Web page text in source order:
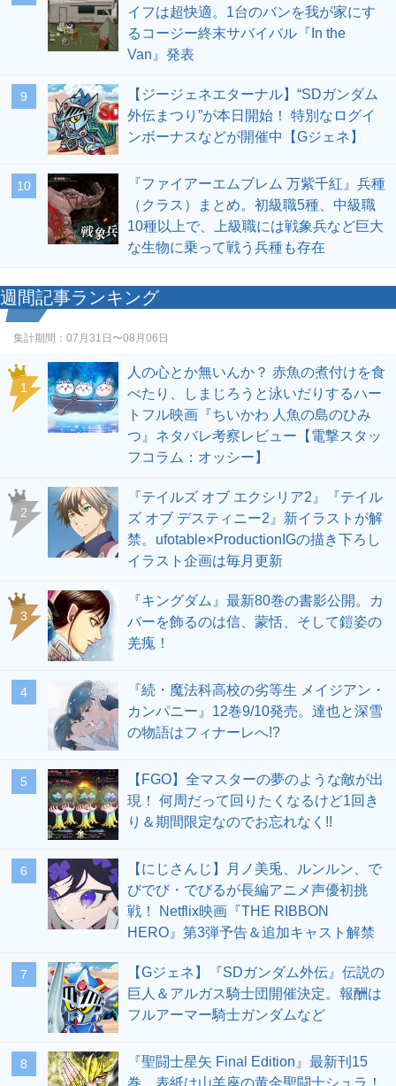
イフは超快適。1台のバンを我が家にす
るコージー終末サバイバル『In the
Van』発表
9
【ジージェネエターナル】“SDガンダム
外伝まつり”が本日開始！ 特別なログイ
ンボーナスなどが開催中【Gジェネ】
10
『ファイアーエムブレム 万紫千紅』兵種
（クラス）まとめ。初級職5種、中級職
10種以上で、上級職には戦象兵など巨大
な生物に乗って戦う兵種も存在
週間記事ランキング
集計期間： 07月31日〜08月06日
1
人の心とか無いんか？ 赤魚の煮付けを食
べたり、しまじろうと泳いだりするハー
トフル映画『ちいかわ 人魚の島のひみ
つ』ネタバレ考察レビュー【電撃スタッ
フコラム：オッシー】
2
『テイルズ オブ エクシリア2』『テイル
ズ オブ デスティニー2』新イラストが解
禁。ufotable×ProductionIGの描き下ろし
イラスト企画は毎月更新
3
『キングダム』最新80巻の書影公開。カ
バーを飾るのは信、蒙恬、そして鎧姿の
羌瘣！
4
『続・魔法科高校の劣等生 メイジアン・
カンパニー』12巻9/10発売。達也と深雪
の物語はフィナーレへ!?
5
【FGO】全マスターの夢のような敵が出
現！ 何周だって回りたくなるけど1回き
り＆期間限定なのでお忘れなく!!
6
【にじさんじ】月ノ美兎、ルンルン、で
びでび・でびるが長編アニメ声優初挑
戦！ Netflix映画『THE RIBBON
HERO』第3弾予告＆追加キャスト解禁
7
【Gジェネ】『SDガンダム外伝』伝説の
巨人＆アルガス騎士団開催決定。報酬は
フルアーマー騎士ガンダムなど
8
『聖闘士星矢 Final Edition』最新刊15
巻。表紙は山羊座の黄金聖闘士シュラ！